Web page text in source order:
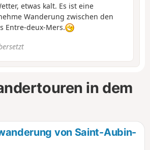
etwas kalt. Es ist eine
Wanderung zwischen den
Entre-deux-Mers.
in dem
von Saint-Aubin-